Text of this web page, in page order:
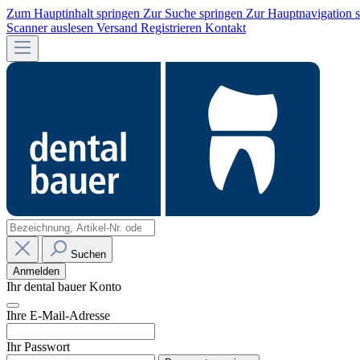
Zum Hauptinhalt springen Zur Suche springen Zur Hauptnavigation
Scanner auslesen Versand Registrieren Kontakt
Suchen
Anmelden
Ihr dental bauer Konto
Ihre E-Mail-Adresse
Ihr Passwort